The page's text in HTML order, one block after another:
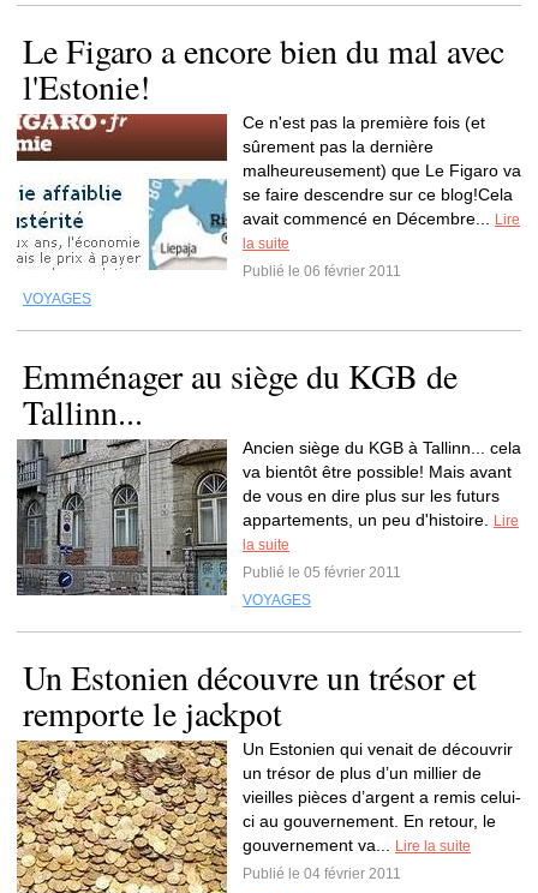
Le Figaro a encore bien du mal avec
l'Estonie!
Ce n'est pas la première fois (et
sûrement pas la dernière
malheureusement) que Le Figaro va
se faire descendre sur ce blog!Cela
avait commencé en Décembre...
Lire
la suite
Publié le 06 février 2011
VOYAGES
Emménager au siège du KGB de
Tallinn...
Ancien siège du KGB à Tallinn... cela
va bientôt être possible! Mais avant
de vous en dire plus sur les futurs
appartements, un peu d'histoire.
Lire
la suite
Publié le 05 février 2011
VOYAGES
Un Estonien découvre un trésor et
remporte le jackpot
Un Estonien qui venait de découvrir
un trésor de plus d’un millier de
vieilles pièces d’argent a remis celui-
ci au gouvernement. En retour, le
gouvernement va...
Lire la suite
Publié le 04 février 2011